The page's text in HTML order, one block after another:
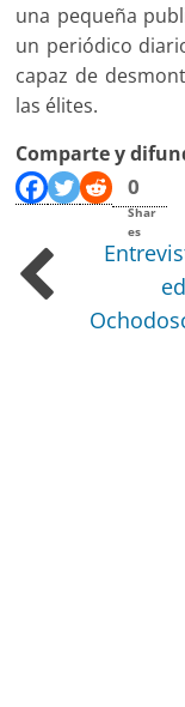
una pequeña
un periódico
capaz de
las élites.
Comparte y
0
Shar
es